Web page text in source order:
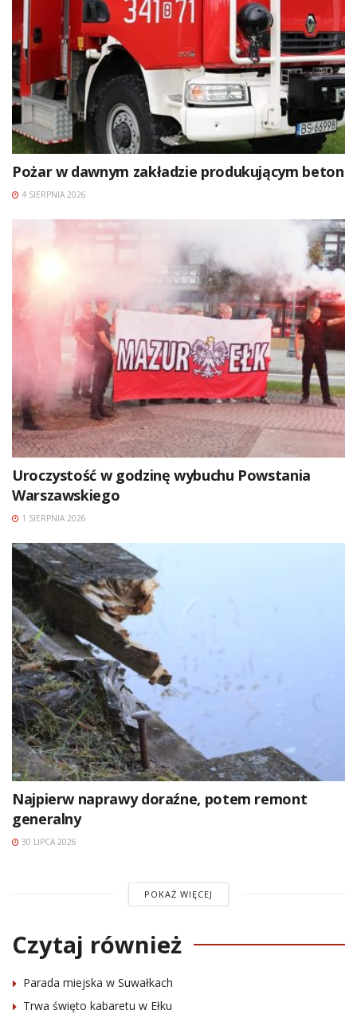
Pożar w dawnym zakładzie produkującym beton
4 SIERPNIA 2026
Uroczystość w godzinę wybuchu Powstania
Warszawskiego
1 SIERPNIA 2026
Najpierw naprawy doraźne, potem remont
generalny
30 LIPCA 2026
POKAŻ WIĘCEJ
Czytaj również
Parada miejska w Suwałkach
Trwa święto kabaretu w Ełku